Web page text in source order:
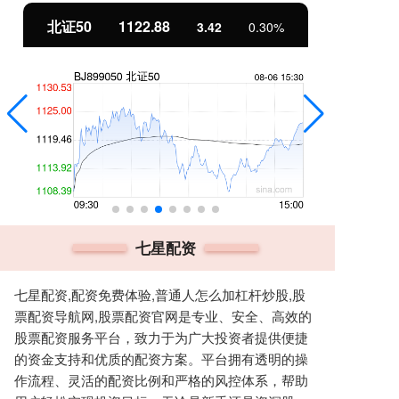
北证50 1122.88 3.42 0.30%
七星配资
七星配资,配资免费体验,普通人怎么加杠杆炒股,股
票配资导航网,股票配资官网是专业、安全、高效的
股票配资服务平台，致力于为广大投资者提供便捷
的资金支持和优质的配资方案。平台拥有透明的操
作流程、灵活的配资比例和严格的风控体系，帮助